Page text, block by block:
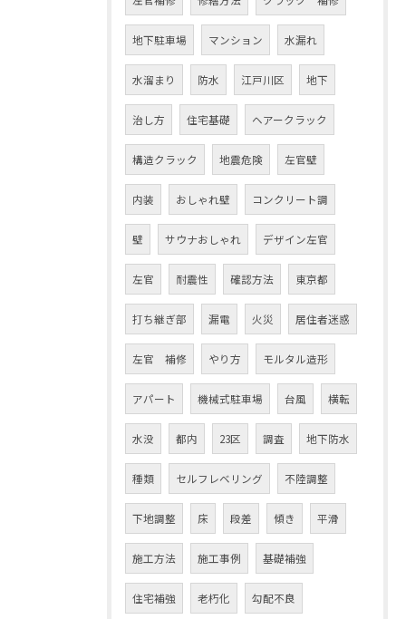
地下駐車場 マンション 水漏れ
水溜まり 防水 江戸川区 地下
治し方 住宅基礎 ヘアークラック
構造クラック 地震危険 左官壁
内装 おしゃれ壁 コンクリート調
壁 サウナおしゃれ デザイン左官
左官 耐震性 確認方法 東京都
打ち継ぎ部 漏電 火災 居住者迷惑
左官 補修 やり方 モルタル造形
アパート 機械式駐車場 台風 横転
水没 都内 23区 調査 地下防水
種類 セルフレベリング 不陸調整
下地調整 床 段差 傾き 平滑
施工方法 施工事例 基礎補強
住宅補強 老朽化 勾配不良